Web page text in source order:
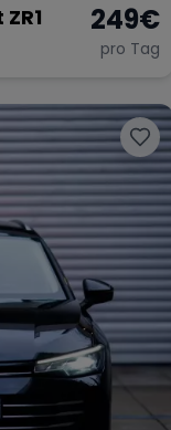
249€
pro Tag